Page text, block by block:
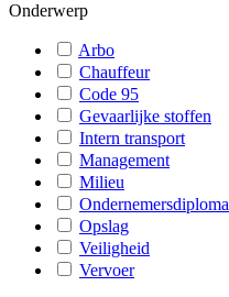
Onderwerp
Arbo
Chauffeur
Code 95
Gevaarlijke stoffen
Intern transport
Management
Milieu
Ondernemersdiploma
Opslag
Veiligheid
Vervoer